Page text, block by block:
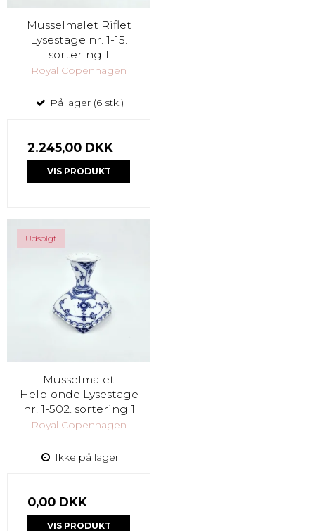
Musselmalet Riflet
Lysestage nr. 1-15.
sortering 1
Royal Copenhagen
På lager (6 stk.)
2.245,00 DKK
VIS PRODUKT
Udsolgt
Musselmalet
Helblonde Lysestage
nr. 1-502. sortering 1
Royal Copenhagen
Ikke på lager
0,00 DKK
VIS PRODUKT